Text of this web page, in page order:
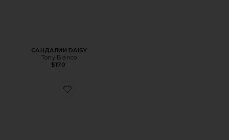
САНДАЛИИ DAISY
Tony Bianco
$170
Favorite ЛОУФЕРЫ ZAC